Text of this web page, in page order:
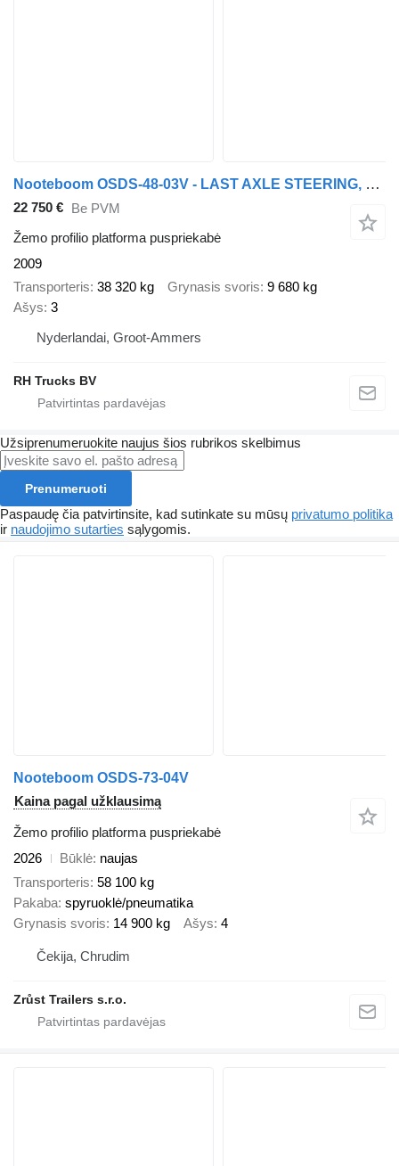
Nooteboom OSDS-48-03V - LAST AXLE STEERING, 6,8 M EXTENDABLE
22 750 € Be PVM
Žemo profilio platforma puspriekabė
2009
Transporteris 38 320 kg Grynasis svoris 9 680 kg
Ašys 3
Nyderlandai, Groot-Ammers
RH Trucks BV
Užsiprenumeruokite naujus šios rubrikos skelbimus
Prenumeruoti
Paspaudę čia patvirtinsite, kad sutinkate su mūsų privatumo politika
ir naudojimo sutarties sąlygomis.
Nooteboom OSDS-73-04V
Kaina pagal užklausimą
Žemo profilio platforma puspriekabė
2026
Būklė naujas
Transporteris 58 100 kg
Pakaba spyruoklė/pneumatika
Grynasis svoris 14 900 kg Ašys 4
Čekija, Chrudim
Zrůst Trailers s.r.o.